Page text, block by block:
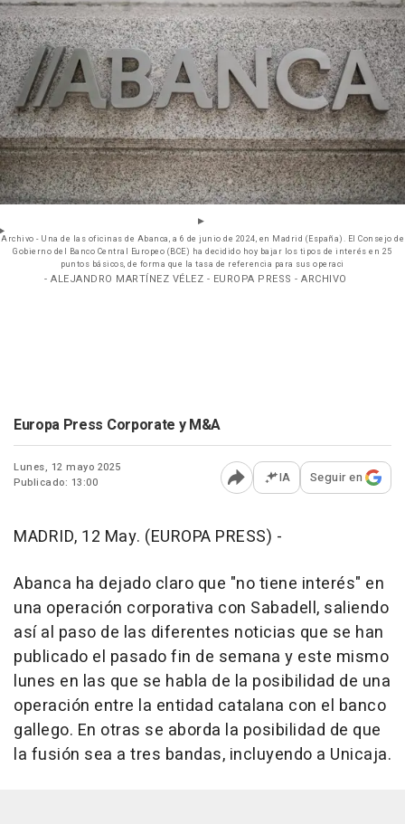
Archivo - Una de las oficinas de Abanca, a 6 de junio de 2024, en Madrid (España). El Consejo de
Gobierno del Banco Central Europeo (BCE) ha decidido hoy bajar los tipos de interés en 25
puntos básicos, de forma que la tasa de referencia para sus operaci
- ALEJANDRO MARTÍNEZ VÉLEZ - EUROPA PRESS - ARCHIVO
Europa Press Corporate y M&A
Lunes, 12 mayo 2025
Publicado: 13:00
Abrir opciones para
IA Seguir en
MADRID, 12 May. (EUROPA PRESS) -
Abanca ha dejado claro que "no tiene interés" en
una operación corporativa con Sabadell, saliendo
así al paso de las diferentes noticias que se han
publicado el pasado fin de semana y este mismo
lunes en las que se habla de la posibilidad de una
operación entre la entidad catalana con el banco
gallego. En otras se aborda la posibilidad de que
la fusión sea a tres bandas, incluyendo a Unicaja.